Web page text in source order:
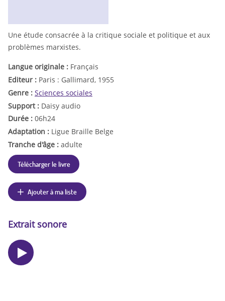
Une étude consacrée à la critique sociale et politique et aux
problèmes marxistes.
Langue originale : Français
Editeur : Paris : Gallimard, 1955
Genre : Sciences sociales
Support : Daisy audio
Durée : 06h24
Adaptation : Ligue Braille Belge
Tranche d'âge : adulte
Télécharger le livre
Ajouter à ma liste
Extrait sonore